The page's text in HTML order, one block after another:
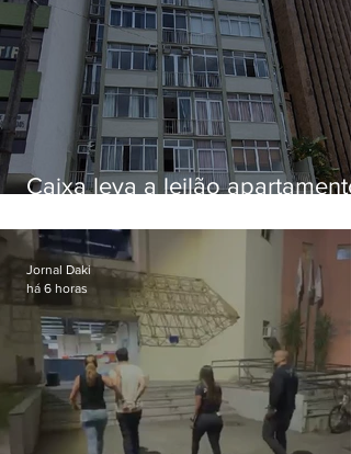
Caixa leva a leilão apartamento
Botafogo
Jornal Daki
há 6 horas